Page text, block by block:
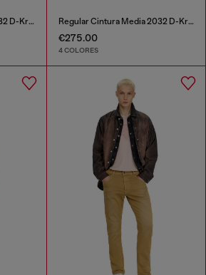
Regular Cintura Media 2032 D-Krooley-BW Joggjeans® Regular Cintura Media 2032 D-Krooley Joggjeans®
€275.00
4 COLORES